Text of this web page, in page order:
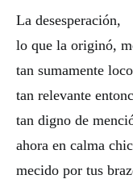
La desesperación,
lo que la originó,
tan sumamente
tan relevante
tan digno de
ahora en calma
mecido por tus